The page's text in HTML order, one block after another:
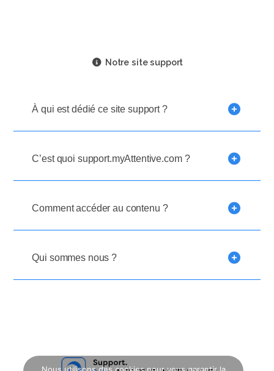
Notre site support
À qui est dédié ce site support ?
C’est quoi support.myAttentive.com ?
Comment accéder au contenu ?
Qui sommes nous ?